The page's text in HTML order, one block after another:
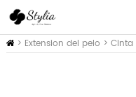
Inicio
> Extension del pelo > Cinta